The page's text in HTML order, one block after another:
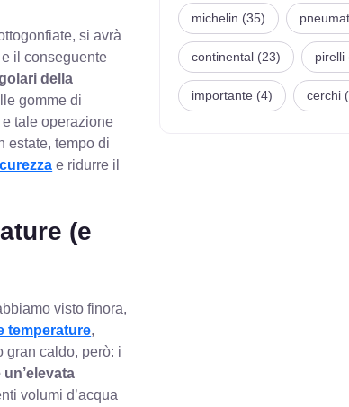
si avrà
il conseguente
della
gomme di
tale operazione
estate, tempo di
e ridurre il
(e
visto finora,
temperature,
gran caldo, però: i
volumi d’acqua
michelin (35)
continental (23) pirelli
importante (4) cerchi